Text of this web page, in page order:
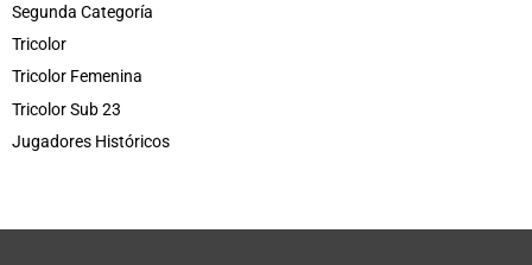
Segunda Categoría
Tricolor
Tricolor Femenina
Tricolor Sub 23
Jugadores Históricos